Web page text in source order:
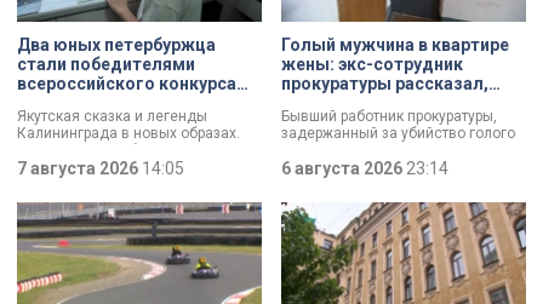
Два юных петербуржца
стали победителями
всероссийского конкурса
Якутская сказка и легенды
Калининграда в новых образах.
Два юных петербуржца стали
победителями всероссийского
конкурса «Моя страна — моя
Россия». Их работы с
использованием бересты, листьев
и янтаря дали новое прочтение
народным сюжетам.
7 августа 2026 14:05
Голый мужчина в квартире
жены: экс-сотрудник
прокуратуры рассказал,
Бывший работник прокуратуры,
задержанный за убийство голого
которые толкнули его на страшное
преступление. Два года назад он
вынес мертвеца из дома на улице
Луначарского, выдавая
бездыханного мужчину за
изрядно перебравшего приятеля.
6 августа 2026 23:14